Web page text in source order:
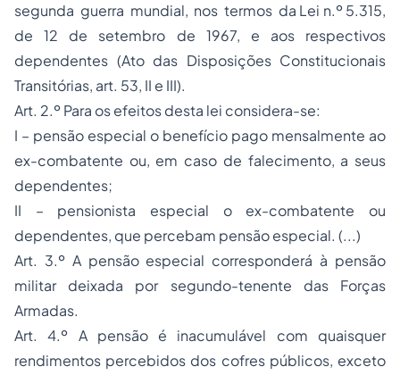
segunda guerra mundial, nos termos da Lei n.º 5.315,
de 12 de setembro de 1967, e aos respectivos
dependentes (Ato das Disposições Constitucionais
Transitórias, art. 53, II e III).
Art. 2.º Para os efeitos desta lei considera-se:
I – pensão especial o benefício pago mensalmente ao
ex-combatente ou, em caso de falecimento, a seus
dependentes;
II – pensionista especial o ex-combatente ou
dependentes, que percebam pensão especial. (...)
Art. 3.º A pensão especial corresponderá à pensão
militar deixada por segundo-tenente das Forças
Armadas.
Art. 4.º A pensão é inacumulável com quaisquer
rendimentos percebidos dos cofres públicos, exceto